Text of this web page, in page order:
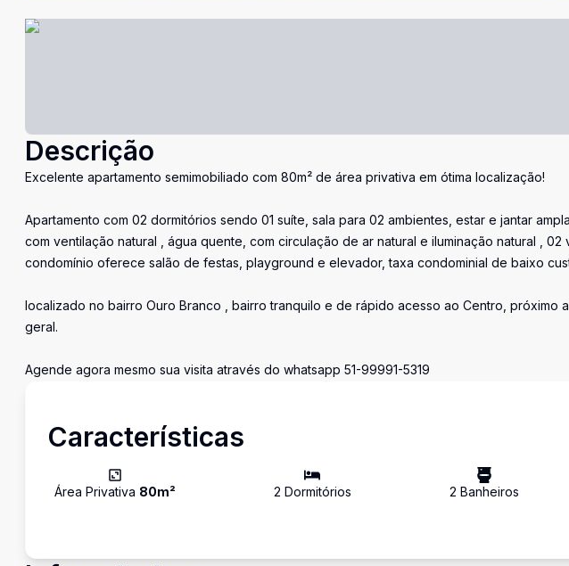
Descrição
Excelente apartamento semimobiliado com 80m² de área privativa em ótima localização!
Apartamento com 02 dormitórios sendo 01 suíte, sala para 02 ambientes, estar e jantar
com ventilação natural , água quente, com circulação de ar natural e iluminação natural ,
condomínio oferece salão de festas, playground e elevador, taxa condominial de baixo
localizado no bairro Ouro Branco , bairro tranquilo e de rápido acesso ao Centro, próximo
geral.
Agende agora mesmo sua visita através do whatsapp 51-99991-5319
Características
Área Privativa 80m² 2 Dormitórios 2 Banheiros